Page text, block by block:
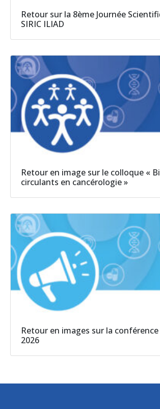
Retour sur la 8ème Journée
SIRIC ILIAD
Retour en image sur le colloque «
circulants en cancérologie »
Retour en images sur la
2026